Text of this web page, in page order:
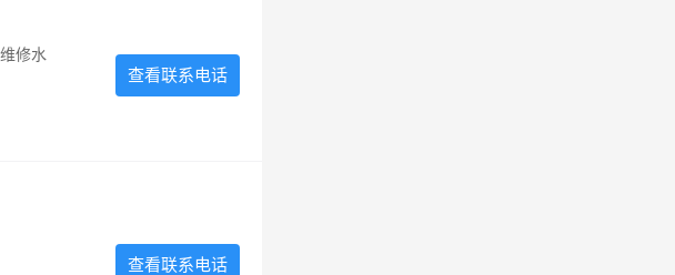
修水
查看联系电话
查看联系电话